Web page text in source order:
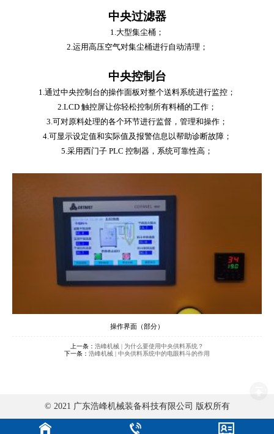
中央过滤器
1.大型集尘桶；
2.运用高压空气对集尘桶进行自动清理；
中央控制台
1.通过中央控制台的操作面板对整个送料系统进行监控；
2.LCD 触控屏让你轻松控制所有料桶的工作；
3.可对原料处理的各个环节进行监督，管理和操作；
4.可显示设定值和实际值及报警信息以帮助诊断故障；
5.采用西门子 PLC 控制器，系统可靠性高；
操作界面（部分）
上一条： 浩峰机械 | 为什么要使用中央供料系统？
下一条： 浩峰机械 | 中央供料系统中的电眼料斗的作用
© 2021 广东浩峰机械装备科技有限公司 版权所有